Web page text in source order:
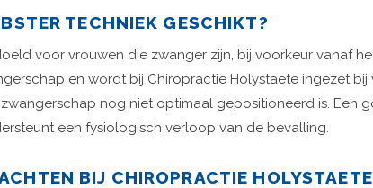
TECHNIEK GESCHIKT?
voor vrouwen die zwanger zijn, bij voorkeur vanaf
en wordt bij Chiropractie Holystaete ingezet
nog niet optimaal gepositioneerd is.
een fysiologisch verloop van de bevalling.
BIJ CHIROPRACTIE